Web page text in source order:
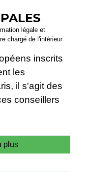
légale et
chargé de l'intérieur
inscrits
les
il s'agit des
conseillers
plus